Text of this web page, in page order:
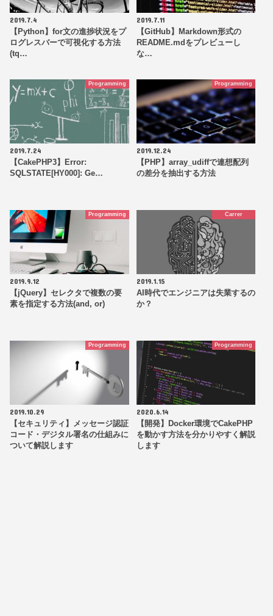
2019.7.4
【Python】for文の進捗状況をプ
ログレスバーで可視化する方法
(tq…
2019.7.11
【GitHub】Markdown形式の
README.mdをプレビューし
な…
Programming
2019.7.24
【CakePHP3】Error:
SQLSTATE[HY000]: Ge…
Programming
2019.12.24
【PHP】array_udiffで連想配列
の差分を抽出する方法
Programming
2019.9.12
【jQuery】セレクタで複数の要
素を指定する方法(and, or)
Carrer
2019.1.15
AI時代でエンジニアは失業するの
か？
Programming
2019.10.29
【セキュリティ】メッセージ認証
コード・デジタル署名の仕組みに
ついて解説します
Programming
2020.6.14
【開発】Docker環境でCakePHP
を動かす方法を分かりやすく解説
します